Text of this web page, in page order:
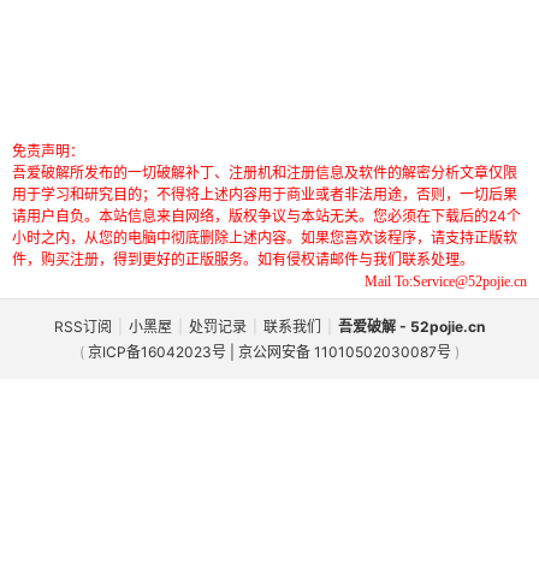
免责声明：
吾爱破解所发布的一切破解补丁、注册机和注册信息及软件的解密分析文章仅限
用于学习和研究目的；不得将上述内容用于商业或者非法用途，否则，一切后果
请用户自负。本站信息来自网络，版权争议与本站无关。您必须在下载后的24个
小时之内，从您的电脑中彻底删除上述内容。如果您喜欢该程序，请支持正版软
件，购买注册，得到更好的正版服务。如有侵权请邮件与我们联系处理。
Mail To:Service@52pojie.cn
RSS订阅 小黑屋 处罚记录 联系我们
吾爱破解 - 52pojie.cn
( 京ICP备16042023号 | 京公网安备 11010502030087号 )